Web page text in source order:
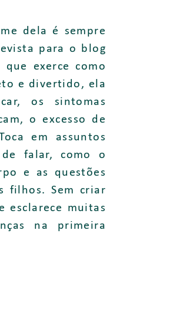
dela é sempre
para o blog
exerce como
e divertido, ela
os sintomas
o excesso de
em assuntos
falar, como o
e as questões
filhos. Sem criar
esclarece muitas
na primeira